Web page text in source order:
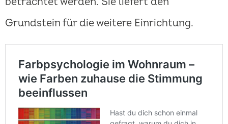
Grundstein für die weitere Einrichtung.